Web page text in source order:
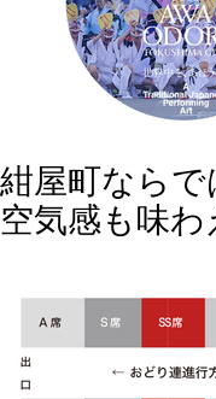
紺屋町ならで
空気感も味わ